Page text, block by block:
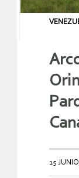
15